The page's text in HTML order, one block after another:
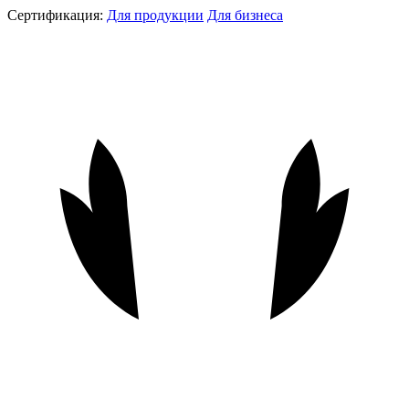
Сертификация: Для продукции Для бизнеса